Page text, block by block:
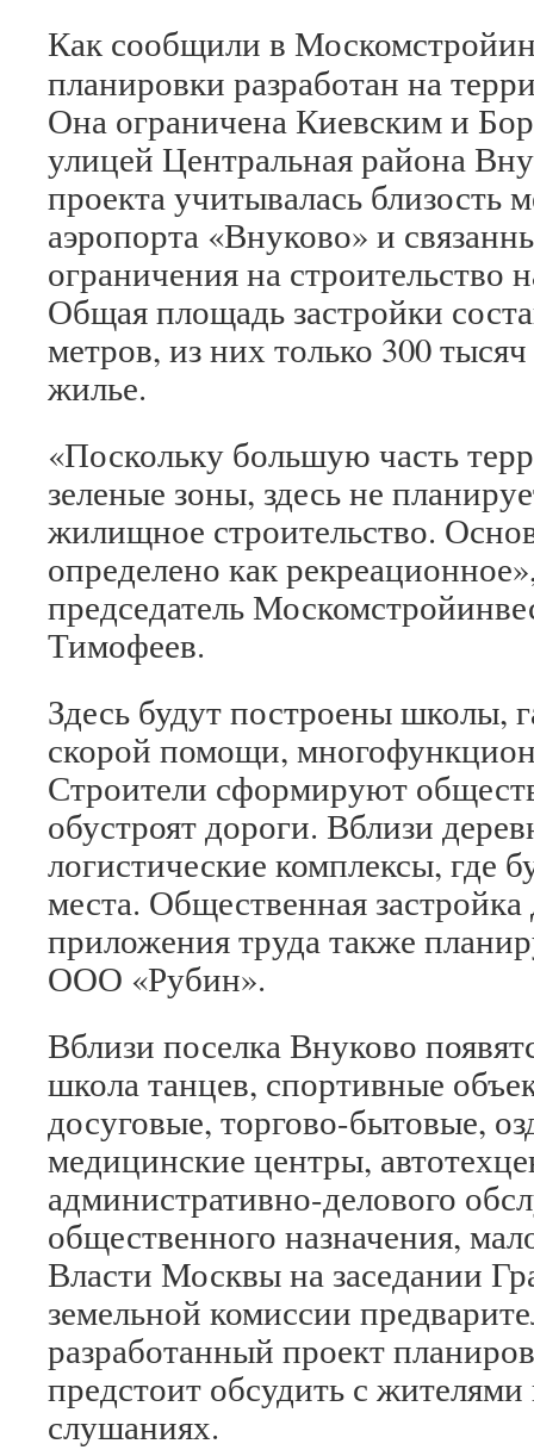
Как сообщили в
планировки разработан на
Она ограничена Киевским и
улицей Центральная района
проекта учитывалась близость
аэропорта «Внуково» и
ограничения на строительство
Общая площадь застройки
метров, из них только 300
жилье.
«Поскольку большую часть
зеленые зоны, здесь не
жилищное строительство.
определено как
председатель
Тимофеев.
Здесь будут построены школы,
скорой помощи,
Строители сформируют
обустроят дороги. Вблизи
логистические комплексы, где
места. Общественная
приложения труда также
ООО «Рубин».
Вблизи поселка Внуково
школа танцев, спортивные
досуговые, торгово-бытовые,
медицинские центры,
административно-делового
общественного назначения,
Власти Москвы на заседании
земельной комиссии
разработанный проект
предстоит обсудить с
слушаниях.